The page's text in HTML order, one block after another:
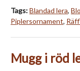
Tags:Blandad lera,
Piplersornament,
Mugg i röd